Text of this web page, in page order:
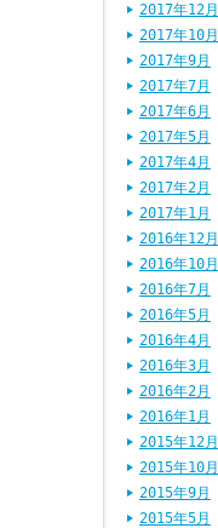
2017年12月
2017年10月
2017年9月
2017年7月
2017年6月
2017年5月
2017年4月
2017年2月
2017年1月
2016年12月
2016年10月
2016年7月
2016年5月
2016年4月
2016年3月
2016年2月
2016年1月
2015年12月
2015年10月
2015年9月
2015年5月